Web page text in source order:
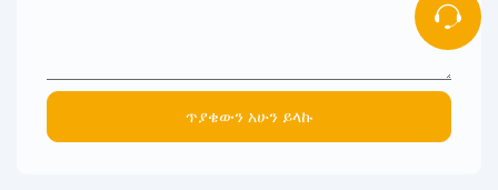
ጥያቄውን አሁን ይላኩ